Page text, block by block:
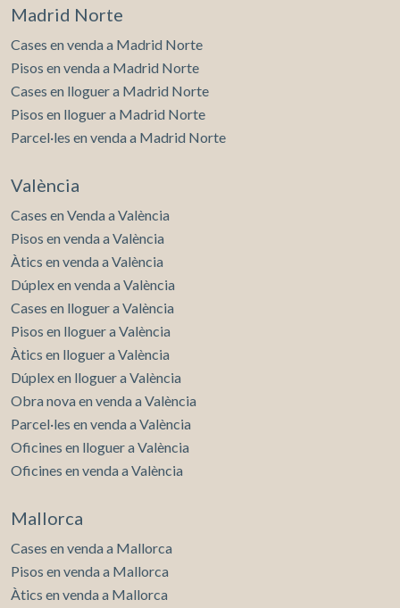
Madrid Norte
Cases en venda a Madrid Norte
Pisos en venda a Madrid Norte
Cases en lloguer a Madrid Norte
Pisos en lloguer a Madrid Norte
Parcel·les en venda a Madrid Norte
València
Cases en Venda a València
Pisos en venda a València
Àtics en venda a València
Dúplex en venda a València
Cases en lloguer a València
Pisos en lloguer a València
Àtics en lloguer a València
Dúplex en lloguer a València
Obra nova en venda a València
Parcel·les en venda a València
Oficines en lloguer a València
Oficines en venda a València
Mallorca
Cases en venda a Mallorca
Pisos en venda a Mallorca
Àtics en venda a Mallorca